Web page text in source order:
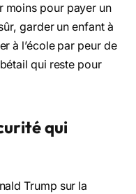
moins pour payer un
garder un enfant à
à l’école par peur de
qui reste pour
qui
Trump sur la